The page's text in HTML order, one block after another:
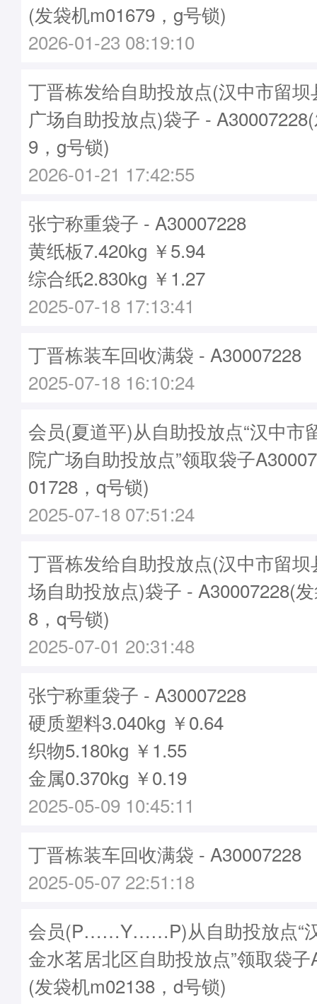
(发袋机m01679，g号锁)
2026-01-23 08:19:10
丁晋栋发给自助投放点(汉中市留
广场自助投放点)袋子 -
9，g号锁)
2026-01-21 17:42:55
张宁称重袋子 - A30007228
黄纸板7.420kg ￥5.94
综合纸2.830kg ￥1.27
2025-07-18 17:13:41
丁晋栋装车回收满袋 - A30007228
2025-07-18 16:10:24
会员(夏道平)从自助投放点“汉中市
院广场自助投放点”领取袋子
01728，q号锁)
2025-07-18 07:51:24
丁晋栋发给自助投放点(汉中市留
场自助投放点)袋子 - A30007228(
8，q号锁)
2025-07-01 20:31:48
张宁称重袋子 - A30007228
硬质塑料3.040kg ￥0.64
织物5.180kg ￥1.55
金属0.370kg ￥0.19
2025-05-09 10:45:11
丁晋栋装车回收满袋 - A30007228
2025-05-07 22:51:18
会员(P……Y……P)从自助投放点“
金水茗居北区自助投放点”领取袋子
(发袋机m02138，d号锁)